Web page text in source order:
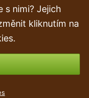
s nimi? Jejich
kliknutím na